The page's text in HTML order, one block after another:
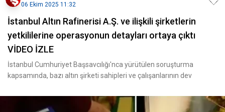
06 Ekim 2025 11:32
İstanbul Altın Rafinerisi A.Ş. ve ilişkili şirketlerin
yetkililerine operasyonun detayları ortaya çıktı
VİDEO İZLE
İstanbul Cumhuriyet Başsavcılığı'nca yürütülen soruşturma
kapsamında, bazı altın şirketi sahipleri ve çalışanlarının dev